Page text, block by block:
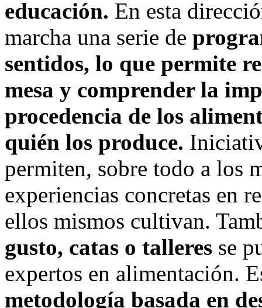
educación. En esta
marcha una serie de
sentidos, lo que permite
mesa y comprender la
procedencia de los
quién los produce.
permiten, sobre todo a los
experiencias concretas en
ellos mismos cultivan.
gusto, catas o talleres se
expertos en alimentación.
metodología basada en